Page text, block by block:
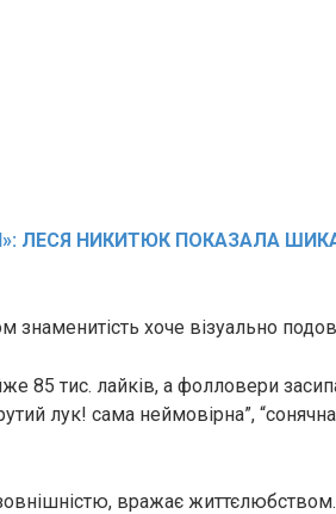
ЛЕСЯ НИКИТЮК ПОКАЗАЛА
хоче візуально
85 тис. лайків, а фолловери
лук! сама неймовірна”,
вражає